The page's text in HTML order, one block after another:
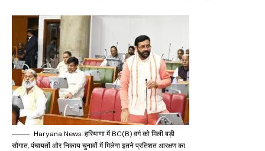
Haryana News: हरियाणा में BC(B) वर्ग को मिली बड़ी
सौगात, पंचायतों और निकाय चुनावों में मिलेगा इतने प्रतिशत आरक्षण का